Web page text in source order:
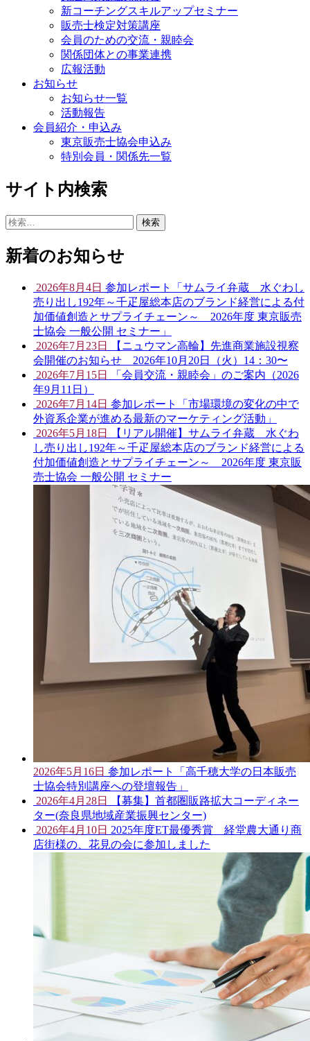
新コーチングスキルアップセミナー
販売士検定対策講座
会員のための交流・親睦会
関係団体との事業連携
広報活動
お知らせ
お知らせ一覧
活動報告
会員紹介・申込み
東京販売士協会申込み
特別会員・関係先一覧
サイト内検索
検
新着のお知らせ
2026年8月4日 参加レポート「サムライ弁蔵 水ぐわし
売り出し192年～千疋屋総本店のブランド経営による付
加価値創造とサプライチェーン～ 2026年度 東京販売
士協会 一般公開 セミナー」
2026年7月23日
【ニュウマン高輪】先進商業施設視察
会開催のお知らせ 2026年10月20日（火）14：30〜
2026年7月15日
「会員交流・親睦会」のご案内（2026
年9月11日）
2026年7月14日 参加レポート「市場環境の変化の中で
外資系企業が進める最新のマーケティング活動」
2026年5月18日
【リアル開催】サムライ弁蔵 水ぐわ
し売り出し192年～千疋屋総本店のブランド経営による
付加価値創造とサプライチェーン～ 2026年度 東京販
売士協会 一般公開 セミナー
2026年5月16日 参加レポート「高千穂大学の日本販売
士協会特別講座への登壇報告」
2026年4月28日
【募集】首都圏販路拡大コーディネー
ター(奈良県地域産業振興センター)
2026年4月10日 2025年度ET最優秀賞 経堂農大通り商
店街様の、花見の会に参加しました